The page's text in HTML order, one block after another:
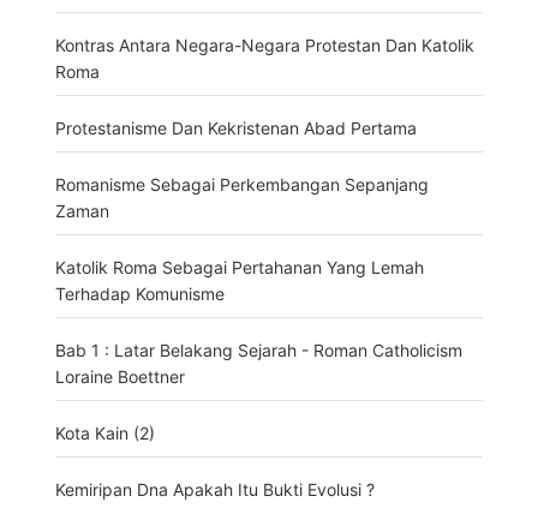
Kontras Antara Negara-Negara Protestan Dan Katolik
Roma
Protestanisme Dan Kekristenan Abad Pertama
Romanisme Sebagai Perkembangan Sepanjang
Zaman
Katolik Roma Sebagai Pertahanan Yang Lemah
Terhadap Komunisme
Bab 1 : Latar Belakang Sejarah - Roman Catholicism
Loraine Boettner
Kota Kain (2)
Kemiripan Dna Apakah Itu Bukti Evolusi ?